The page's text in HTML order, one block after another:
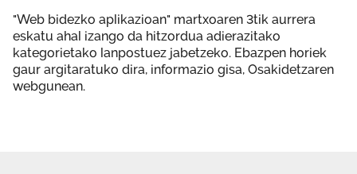
"Web bidezko aplikazioan" martxoaren 3tik aurrera
eskatu ahal izango da hitzordua adierazitako
kategorietako lanpostuez jabetzeko. Ebazpen horiek
gaur argitaratuko dira, informazio gisa, Osakidetzaren
webgunean.